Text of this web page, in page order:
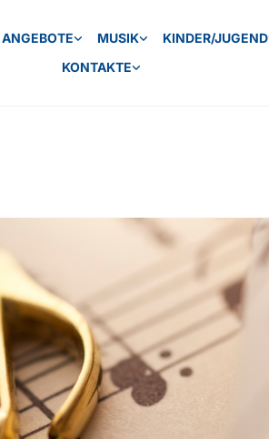
ANGEBOTE MUSIK KINDER/JUGEND
KONTAKTE